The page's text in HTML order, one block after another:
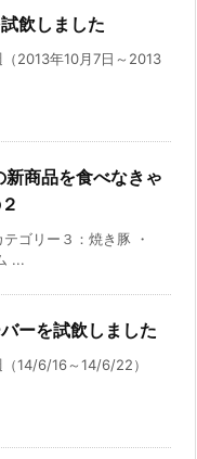
飲しました
（2013年10月7日～2013
商品を食べなきゃ
ゴリー３：焼き豚 ・
...
ーを試飲しました
（14/6/16～14/6/22）